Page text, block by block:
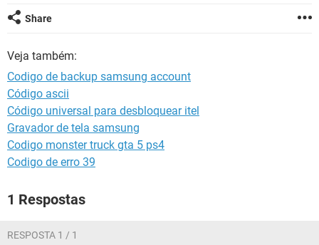
Share
Veja também:
Codigo de backup samsung account
Código ascii
Código universal para desbloquear itel
Gravador de tela samsung
Codigo monster truck gta 5 ps4
Codigo de erro 39
1 Respostas
RESPOSTA 1 / 1